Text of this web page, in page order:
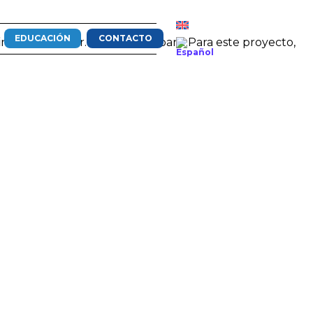
EDUCACIÓN CONTACTO
por el Dr. Raffaele Barbara. Para este proyecto,